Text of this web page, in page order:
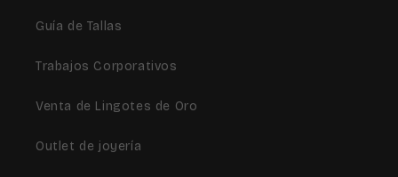
Guía de Tallas
Trabajos Corporativos
Venta de Lingotes de Oro
Outlet de joyería